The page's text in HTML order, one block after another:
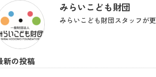
みらいこども財団
みらいこども財団スタッフが更
新の投稿